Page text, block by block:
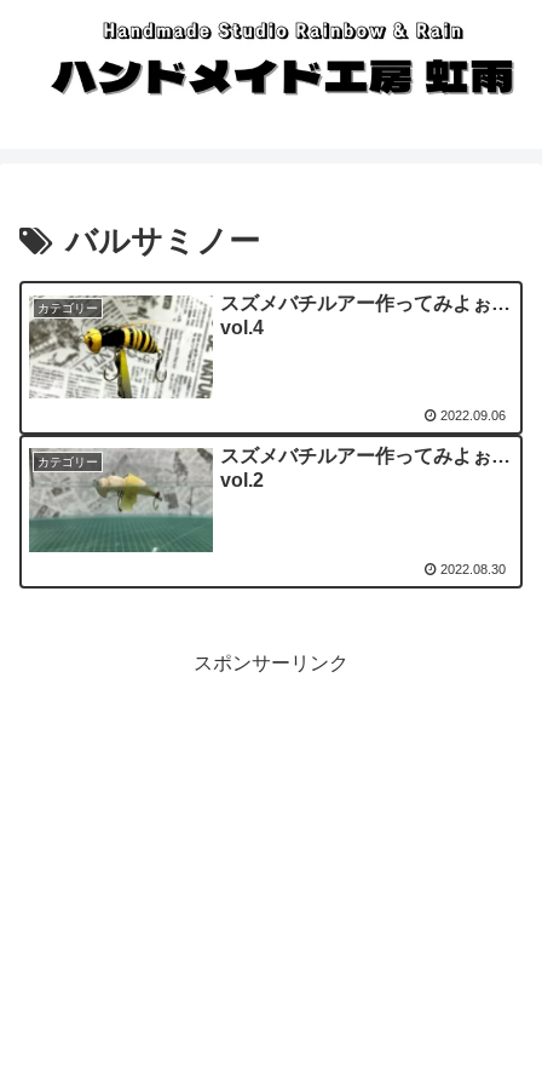
バルサミノー
カテゴリー
スズメバチルアー作ってみよぉ…
vol.4
2022.09.06
カテゴリー
スズメバチルアー作ってみよぉ…
vol.2
2022.08.30
スポンサーリンク